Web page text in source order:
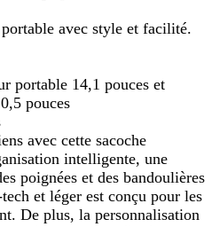
avec style et facilité.
portable 14,1 pouces et
pouces
avec cette sacoche
intelligente, une
poignées et des bandoulières
et léger est conçu pour les
De plus, la personnalisation